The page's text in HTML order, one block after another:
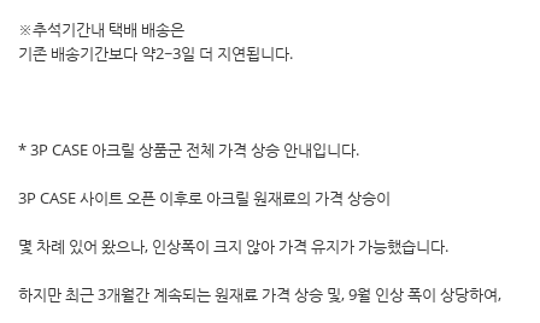
※추석기간내 택배 배송은
기존 배송기간보다 약2~3일 더 지연됩니다.
* 3P CASE 아크릴 상품군 전체 가격 상승 안내입니다.
3P CASE 사이트 오픈 이후로 아크릴 원재료의 가격 상승이
몇 차례 있어 왔으나, 인상폭이 크지 않아 가격 유지가 가능했습니다.
하지만 최근 3개월간 계속되는 원재료 가격 상승 및, 9월 인상 폭이 상당하여,